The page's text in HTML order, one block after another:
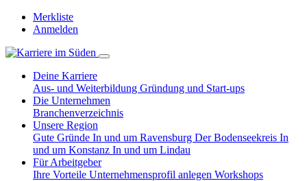
Merkliste
Anmelden
Deine Karriere
Aus- und Weiterbildung Gründung und Start-ups
Die Unternehmen
Branchenverzeichnis
Unsere Region
Gute Gründe In und um Ravensburg Der Bodenseekreis In
und um Konstanz In und um Lindau
Für Arbeitgeber
Ihre Vorteile Unternehmensprofil anlegen Workshops